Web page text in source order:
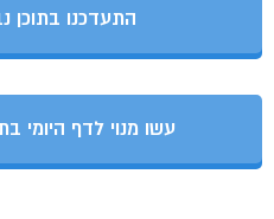
התעדכנו בתוכן
עשו מנוי לדף היומי